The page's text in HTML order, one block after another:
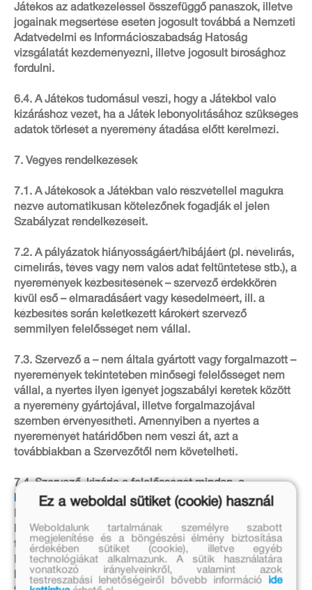
Játékos az adatkezeléssel összefüggő panaszok, illetve
jogainak megsértése esetén jogosult továbbá a Nemzeti
Adatvédelmi és Információszabadság Hatóság
vizsgálatát kezdeményezni, illetve jogosult bírósághoz
fordulni.
6.4. A Játékos tudomásul veszi, hogy a Játékból való
kizáráshoz vezet, ha a Játék lebonyolításához szükséges
adatok törlését a nyeremény átadása előtt kérelmezi.
7. Vegyes rendelkezések
7.1. A Játékosok a Játékban való részvétellel magukra
nézve automatikusan kötelezőnek fogadják el jelen
Szabályzat rendelkezéseit.
7.2. A pályázatok hiányosságáért/hibájáért (pl. névelírás,
címelírás, téves vagy nem valós adat feltüntetése stb.), a
nyeremények kézbesítésének – szervező érdekkörén
kívül eső – elmaradásáért vagy késedelméért, ill. a
kézbesítés során keletkezett károkért szervező
semmilyen felelősséget nem vállal.
7.3. Szervező a – nem általa gyártott vagy forgalmazott –
nyeremények tekintetében minőségi felelősséget nem
vállal, a nyertes ilyen igényét jogszabályi keretek között
a nyeremény gyártójával, illetve forgalmazójával
szemben érvényesítheti. Amennyiben a nyertes a
nyereményét határidőben nem veszi át, azt a
továbbiakban a Szervezőtől nem követelheti.
7.4. Szervező, kizárja a felelősségét minden, a
https://www.facebook.comweboldalt, Facebook
külső, ún. sql támadások, illetve a telefonhálózatot ért
támadások, meghibásodás estére. Tehát amennyiben a
Facebook rajongói oldalt, illetve szervert vagy a
kiszolgáló hálózatot ért támadás folytán a Játékosok
Ez a weboldal sütiket (cookie) használ
Weboldalunk tartalmának személyre szabott
megjelenítése és a böngészési élmény biztosítása
érdekében sütiket (cookie), illetve egyéb
technológiákat alkalmazunk. A sütik használatára
vonatkozó irányelveinkről, valamint azok
testreszabási lehetőségeiről bővebb információ ide